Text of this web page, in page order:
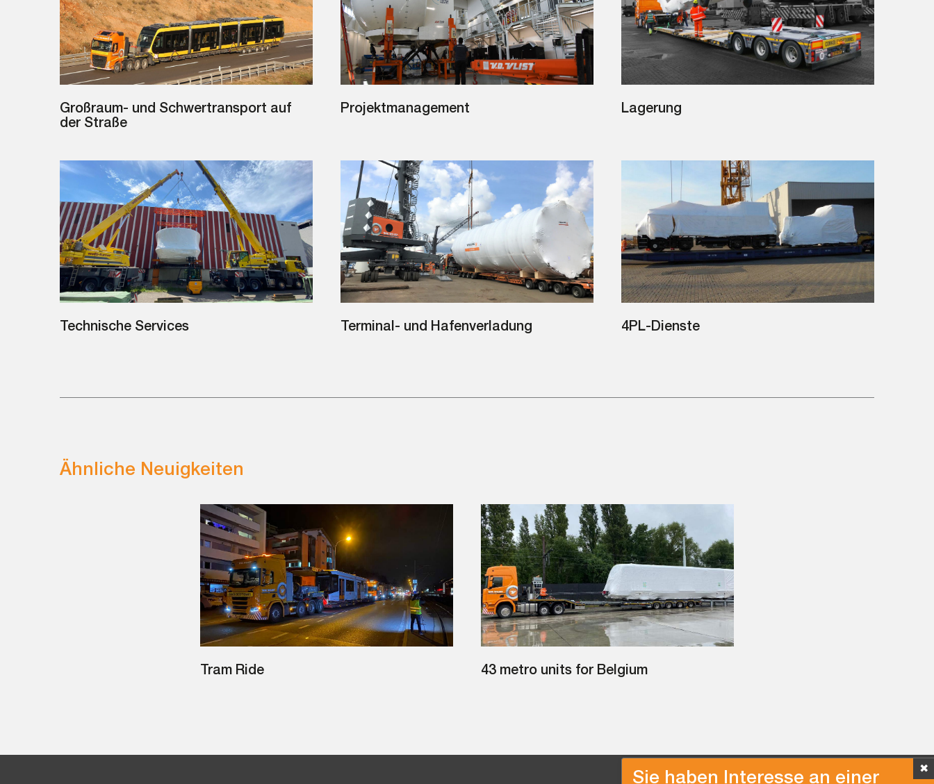
Großraum- und Schwertransport auf
der Straße
Projektmanagement Lagerung
Technische Services Terminal- und Hafenverladung 4PL-Dienste
Ähnliche Neuigkeiten
Tram Ride 43 metro units for Belgium
✖
Sie haben Interesse an einer